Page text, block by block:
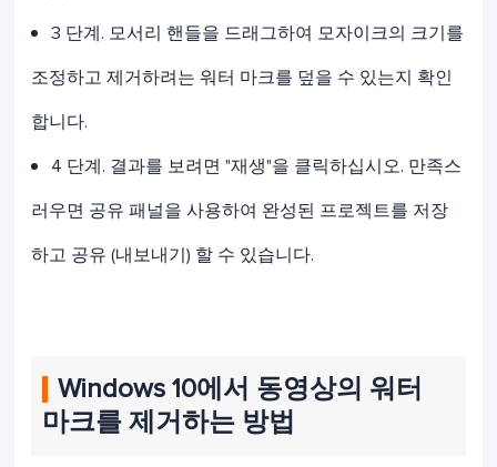
3 단계. 모서리 핸들을 드래그하여 모자이크의 크기를
조정하고 제거하려는 워터 마크를 덮을 수 있는지 확인
합니다.
4 단계. 결과를 보려면 "재생"을 클릭하십시오. 만족스
러우면 공유 패널을 사용하여 완성된 프로젝트를 저장
하고 공유 (내보내기) 할 수 있습니다.
Windows 10에서 동영상의 워터
마크를 제거하는 방법